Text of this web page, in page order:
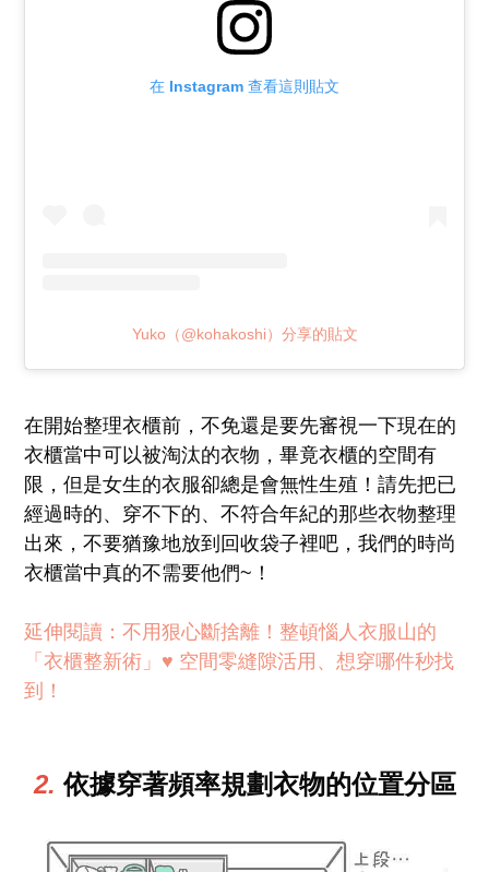
在 Instagram 查看這則貼文
Yuko（@kohakoshi）分享的貼文
在開始整理衣櫃前，不免還是要先審視一下現在的
衣櫃當中可以被淘汰的衣物，畢竟衣櫃的空間有
限，但是女生的衣服卻總是會無性生殖！請先把已
經過時的、穿不下的、不符合年紀的那些衣物整理
出來，不要猶豫地放到回收袋子裡吧，我們的時尚
衣櫃當中真的不需要他們~！
不用狠心斷捨離！整頓惱人衣服山的
「衣櫃整新術」♥ 空間零縫隙活用、想穿哪件秒找
到！
2. 依據穿著頻率規劃衣物的位置分區